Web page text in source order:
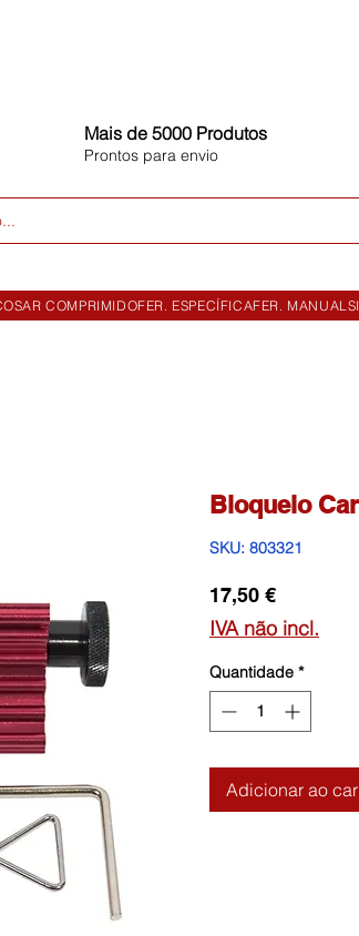
Mais de 5000 Produtos
Prontos para envio
AR COMPRIMIDOFER. ESPECÍFICAFER. MANUAL
Bloqueio
SKU: 803321
17,50 €Preço
IVA não incl.
Quantidade *
Adicionar ao